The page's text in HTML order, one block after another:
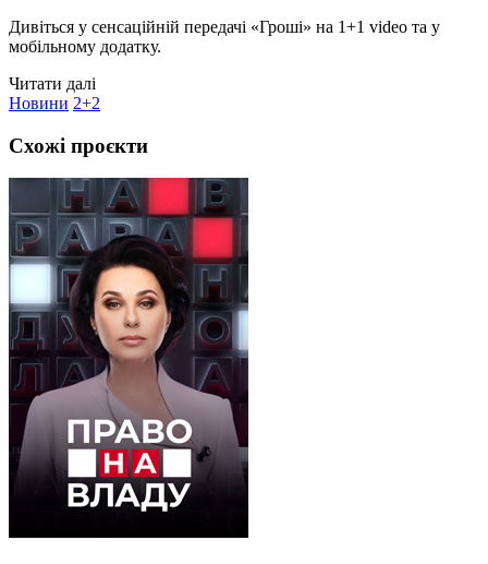
Дивіться у сенсаційній передачі «Гроші» на 1+1 video та у
мобільному додатку.
Читати далі
Новини 2+2
Схожі проєкти